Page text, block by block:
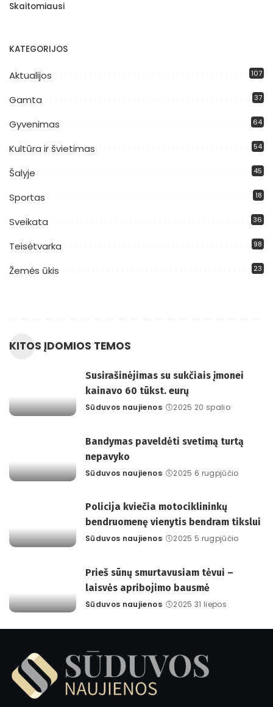
Skaitomiausi
KATEGORIJOS
Aktualijos 107
Gamta 37
Gyvenimas 64
Kultūra ir švietimas 54
Šalyje 45
Sportas 18
Sveikata 36
Teisėtvarka 98
Žemės ūkis 23
KITOS ĮDOMIOS TEMOS
Susirašinėjimas su sukčiais įmonei
kainavo 60 tūkst. eurų
Posted
Sūduvos naujienos 2025 20 spalio
Bandymas paveldėti svetimą turtą
nepavyko
Posted
Sūduvos naujienos 2025 6 rugpjūčio
Policija kviečia motociklininkų
bendruomenę vienytis bendram tikslui
Posted
Sūduvos naujienos 2025 5 rugpjūčio
Prieš sūnų smurtavusiam tėvui –
laisvės apribojimo bausmė
Posted
Sūduvos naujienos 2025 31 liepos